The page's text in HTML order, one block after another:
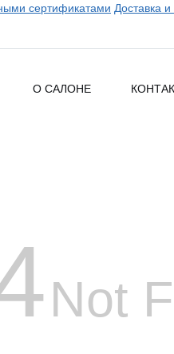
сертификатами Доставка
О САЛОНЕ
Not